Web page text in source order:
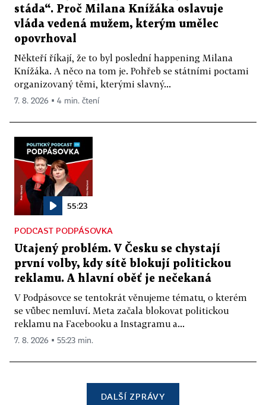
stáda“. Proč Milana Knížáka oslavuje
vláda vedená mužem, kterým umělec
opovrhoval
Někteří říkají, že to byl poslední happening Milana
Knížáka. A něco na tom je. Pohřeb se státními poctami
organizovaný těmi, kterými slavný...
7. 8. 2026 ▪ 4 min. čtení
55:23
PODCAST PODPÁSOVKA
Utajený problém. V Česku se chystají
první volby, kdy sítě blokují politickou
reklamu. A hlavní oběť je nečekaná
V Podpásovce se tentokrát věnujeme tématu, o kterém
se vůbec nemluví. Meta začala blokovat politickou
reklamu na Facebooku a Instagramu a...
7. 8. 2026 ▪ 55:23 min.
DALŠÍ ZPRÁVY